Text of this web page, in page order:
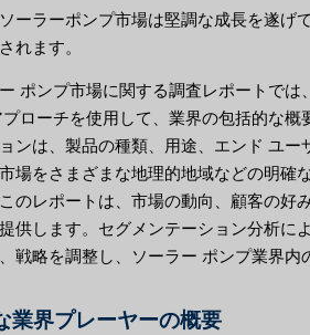
ーラーポンプ市場は堅調な成長を遂げ
れます。
ポンプ市場に関する調査レポートで
ローチを使用して、業界の包括的な
ンは、製品の種類、用途、エンド ユ
場をさまざまな地理的地域などの明確
のレポートは、市場の動向、顧客の好
供します。セグメンテーション分析に
戦略を調整し、ソーラー ポンプ業界
業界プレーヤーの概要